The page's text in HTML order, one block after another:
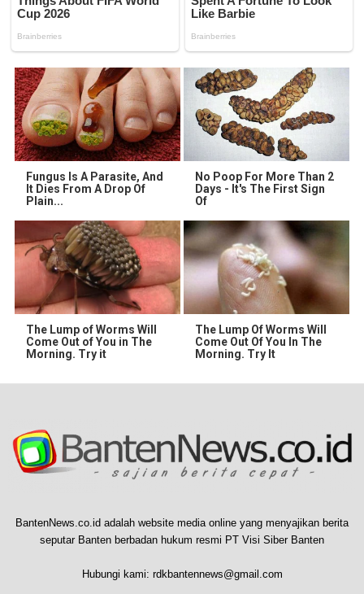
Fungus Is A Parasite, And
It Dies From A Drop Of
Plain...
No Poop For More Than 2
Days - It's The First Sign
Of
The Lump of Worms Will
Come Out of You in The
Morning. Try it
The Lump Of Worms Will
Come Out Of You In The
Morning. Try It
BantenNews.co.id adalah website media online yang menyajikan berita
seputar Banten berbadan hukum resmi PT Visi Siber Banten
Hubungi kami: rdkbantennews@gmail.com